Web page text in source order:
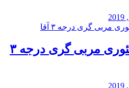
کلاس تئوری مربی گری درجه ۳